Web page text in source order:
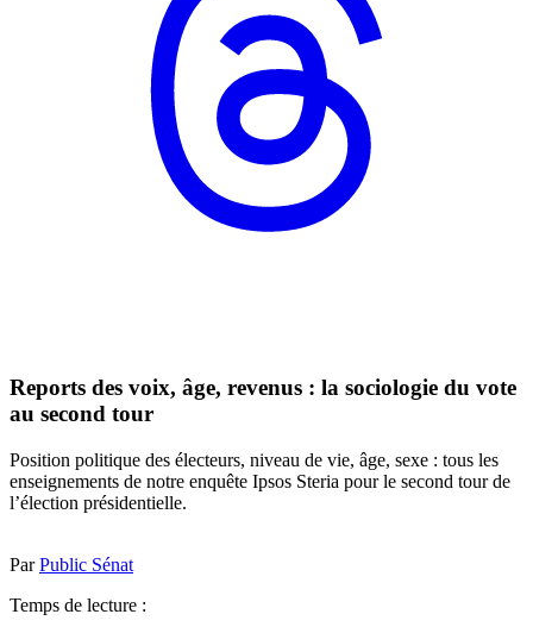
Reports des voix, âge, revenus : la sociologie du vote
au second tour
Position politique des électeurs, niveau de vie, âge, sexe : tous les
enseignements de notre enquête Ipsos Steria pour le second tour de
l’élection présidentielle.
ParPublic Sénat
Temps de lecture :